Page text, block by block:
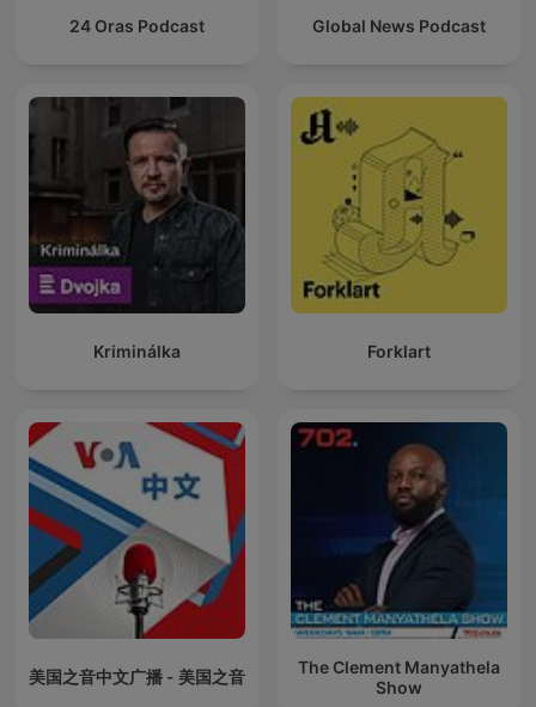
24 Oras Podcast Global News Podcast
Kriminálka Forklart
美国之音中文广播 - 美国之音
The Clement Manyathela
Show